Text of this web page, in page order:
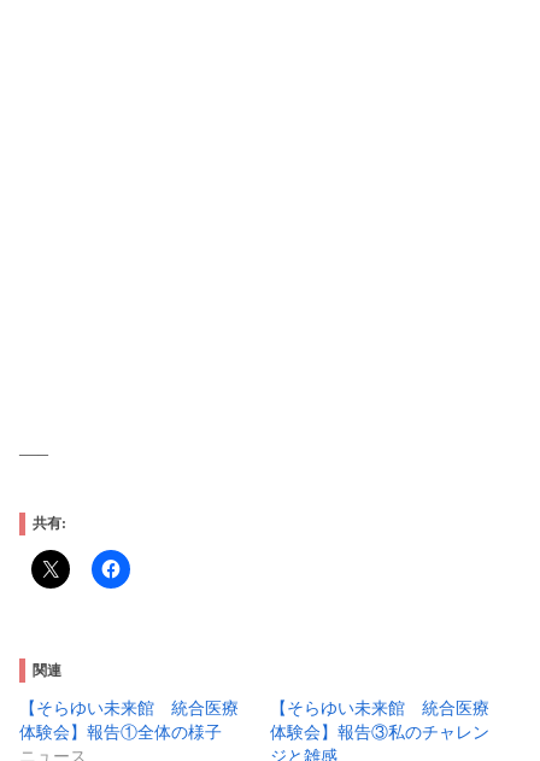
—–
共有:
関連
【そらゆい未来館 統合医療
体験会】報告①全体の様子
ニュース
【そらゆい未来館 統合医療
体験会】報告③私のチャレン
ジと雑感